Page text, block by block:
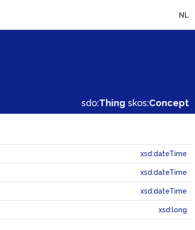
NL
sdo:Thing skos:Concept
xsd:dateTime
xsd:dateTime
xsd:dateTime
xsd:long